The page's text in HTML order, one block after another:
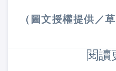
（圖文授權提供／
閱讀